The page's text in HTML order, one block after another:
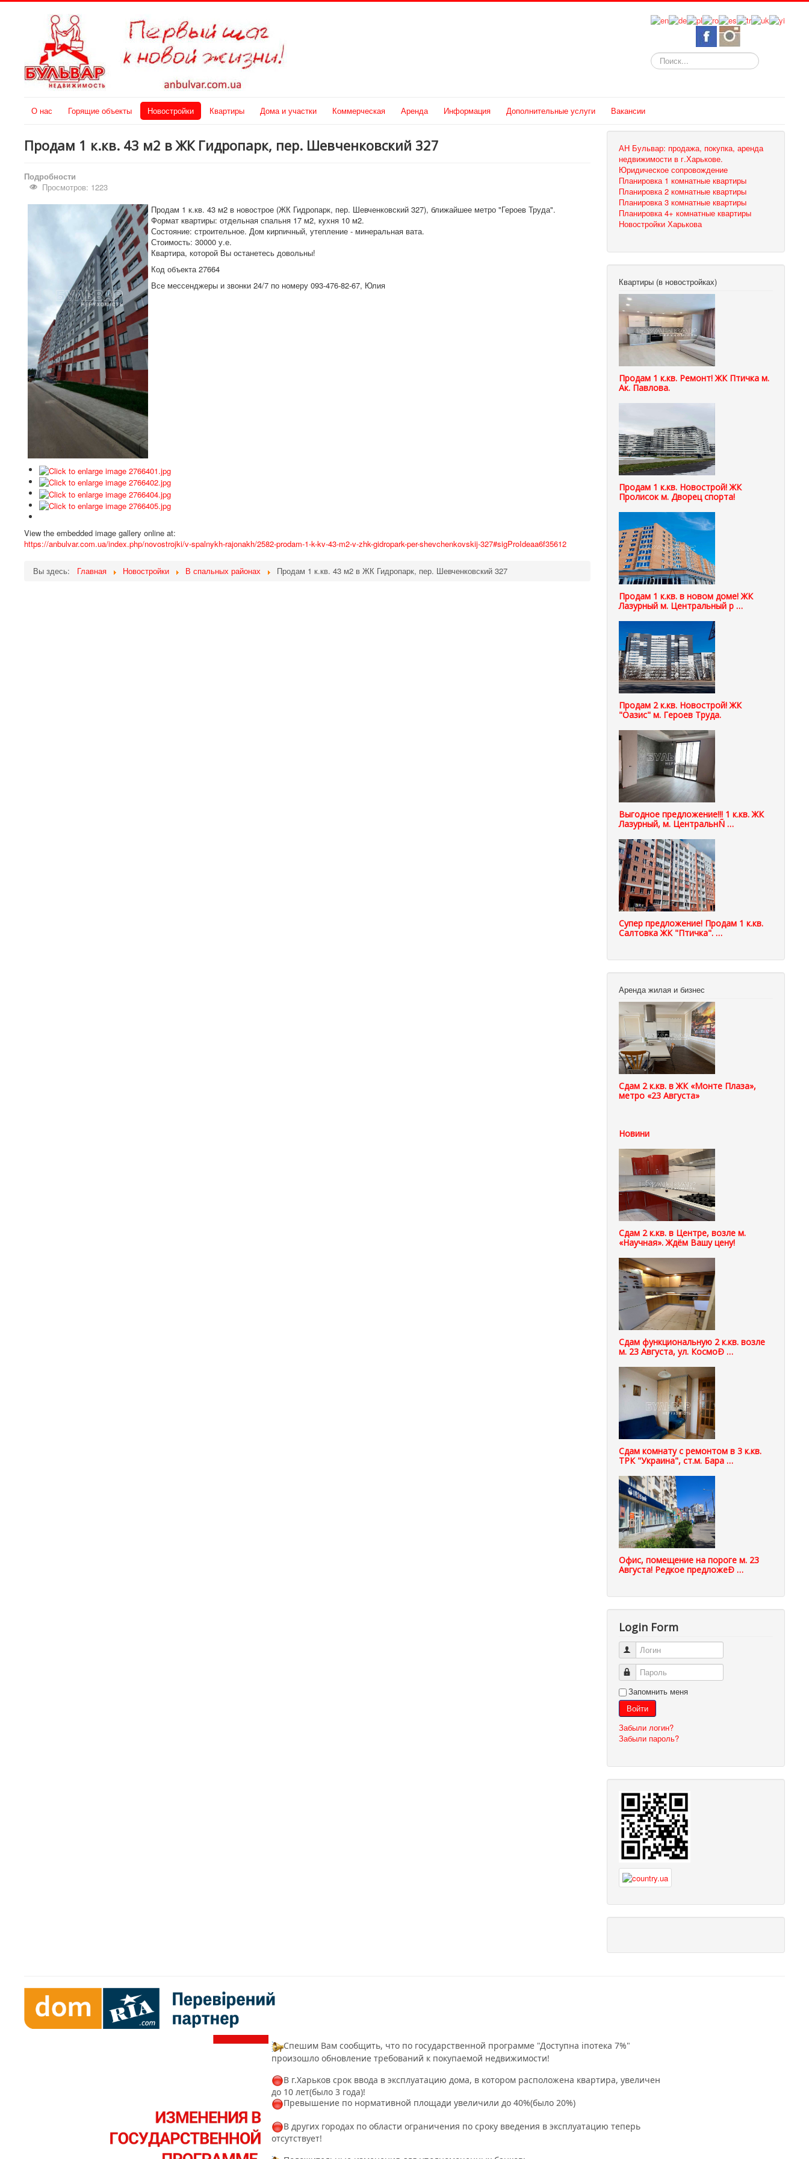
Искать...
О нас Горящие объекты Новостройки Квартиры Дома и участки Коммерческая Аренда Информация Дополнительные услуги Вакансии
Продам 1 к.кв. 43 м2 в ЖК Гидропарк, пер. Шевченковский 327
Подробности
Просмотров: 1223
Продам 1 к.кв. 43 м2 в новострое (ЖК Гидропарк, пер. Шевченковский 327), ближайшее метро "Героев Труда".
Формат квартиры: отдельная спальня 17 м2, кухня 10 м2.
Состояние: строительное. Дом кирпичный, утепление - минеральная вата.
Стоимость: 30000 у.е.
Квартира, которой Вы останетесь довольны!
Код объекта 27664
Все мессенджеры и звонки 24/7 по номеру 093-476-82-67, Юлия
View the embedded image gallery online at:
https://anbulvar.com.ua/index.php/novostrojki/v-spalnykh-rajonakh/2582-prodam-1-k-kv-43-m2-v-zhk-gidropark-per-shevchenkovskij-327#sigProIdeaa6f35612
Вы здесь: Главная Новостройки В спальных районах Продам 1 к.кв. 43 м2 в ЖК Гидропарк, пер. Шевченковский 327
АН Бульвар: продажа, покупка, аренда
недвижимости в г.Харькове.
Юридическое сопровождение
Планировка 1 комнатные квартиры
Планировка 2 комнатные квартиры
Планировка 3 комнатные квартиры
Планировка 4+ комнатные квартиры
Новостройки Харькова
Квартиры (в новостройках)
Продам 1 к.кв. Ремонт! ЖК Птичка м.
Ак. Павлова.
Продам 1 к.кв. Новострой! ЖК
Пролисок м. Дворец спорта!
Продам 1 к.кв. в новом доме! ЖК
Лазурный м. Центральный р …
Продам 2 к.кв. Новострой! ЖК
"Оазис" м. Героев Труда.
Выгодное предложение!!! 1 к.кв. ЖК
Лазурный, м. ЦентральнÑ …
Супер предложение! Продам 1 к.кв.
Салтовка ЖК "Птичка". …
Аренда жилая и бизнес
Сдам 2 к.кв. в ЖК «Монте Плаза»,
метро «23 Августа»
Новини
Сдам 2 к.кв. в Центре, возле м.
«Научная». Ждём Вашу цену!
Сдам функциональную 2 к.кв. возле
м. 23 Августа, ул. КосмоÐ …
Сдам комнату с ремонтом в 3 к.кв.
ТРК "Украина", ст.м. Бара …
Офис, помещение на пороге м. 23
Августа! Редкое предложеÐ …
Login Form
Логин
Пароль
Запомнить меня
Войти
Забыли логин?
Забыли пароль?
Спешим Вам сообщить, что по государственной программе "Доступна іпотека 7%"
произошло обновление требований к покупаемой недвижимости!
В г.Харьков срок ввода в эксплуатацию дома, в котором расположена квартира, увеличен
до 10 лет(было 3 года)!
Превышение по нормативной площади увеличили до 40%(было 20%)
В других городах по области ограничения по сроку введения в эксплуатацию теперь
отсутствует!